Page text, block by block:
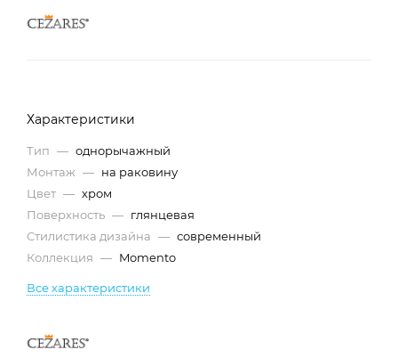
Характеристики
Тип — однорычажный
Монтаж — на раковину
Цвет — хром
Поверхность — глянцевая
Стилистика дизайна — современный
Коллекция — Momento
Все характеристики